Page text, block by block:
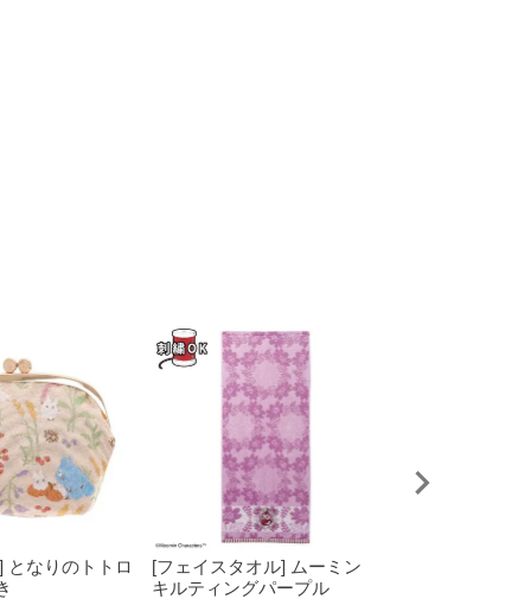
となりのトトロ
[フェイスタオル] ムーミン
キルティングパープル